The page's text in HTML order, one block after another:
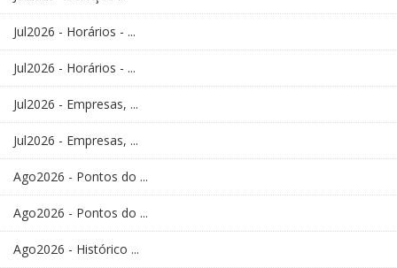
Jul2026 - Horários - ...
Jul2026 - Horários - ...
Jul2026 - Empresas, ...
Jul2026 - Empresas, ...
Ago2026 - Pontos do ...
Ago2026 - Pontos do ...
Ago2026 - Histórico ...